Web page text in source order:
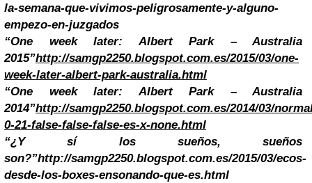
la-semana-que-vivimos-peligrosamente-y-alguno-
empezo-en-juzgados
“One week later: Albert Park – Australia
2015”http://samgp2250.blogspot.com.es/2015/03/one-
week-later-albert-park-australia.html
“One week later: Albert Park – Australia
2014”http://samgp2250.blogspot.com.es/2014/03/
0-21-false-false-false-es-x-none.html
“¿Y sí los sueños, sueños
son?”http://samgp2250.blogspot.com.es/2015/03/ecos-
desde-los-boxes-ensonando-que-es.html